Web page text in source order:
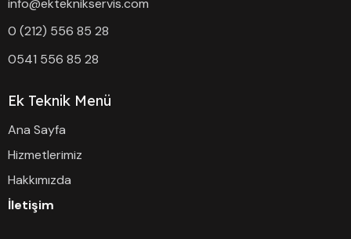
info@ekteknikservis.com
0 (212) 556 85 28
0541 556 85 28
Ek Teknik Menü
Ana Sayfa
Hizmetlerimiz
Hakkımızda
İletişim